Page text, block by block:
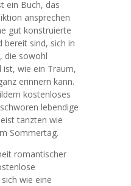
ein Buch, das
ansprechen
gut konstruierte
bereit sind, sich in
die sowohl
wie ein Traum,
erinnern kann.
kostenloses
lebendige
tanzten wie
Sommertag.
romantischer
wie eine